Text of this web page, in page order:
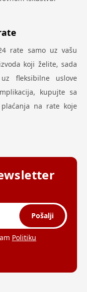
rate samo uz vašu
koji želite, sada
fleksibilne uslove
kupujte sa
na rate koje
Pošalji
Politiku